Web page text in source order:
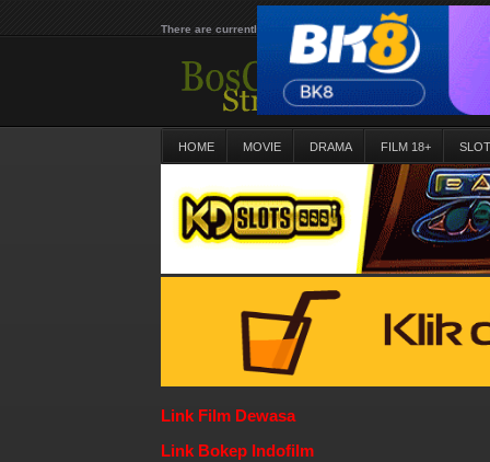
There are currently 25630 movies on our website
HOME MOVIE DRAMA FILM 18+
Link Film Dewasa
Link Bokep Indofilm